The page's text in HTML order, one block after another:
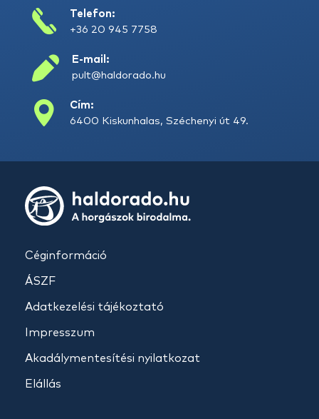
Telefon:
+36 20 945 7758
E-mail:
pult@haldorado.hu
Cím:
6400 Kiskunhalas, Széchenyi út 49.
Céginformáció
ÁSZF
Adatkezelési tájékoztató
Impresszum
Akadálymentesítési nyilatkozat
Elállás